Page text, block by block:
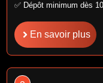
✅ Dépôt minimum dès
En savoir plus